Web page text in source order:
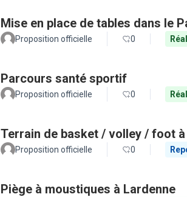
Mise en place de tables dans le
Proposition officielle 0
Parcours santé sportif
Proposition officielle 0
Terrain de basket / volley / foot
Proposition officielle 0
Piège à moustiques à Lardenne